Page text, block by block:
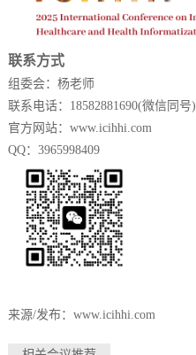
联系方式
组委会：杨老师
联系电话：18582881690(微信同号)
官方网站： www.icihhi.com
QQ：3965998409
来源/发布：www.icihhi.com